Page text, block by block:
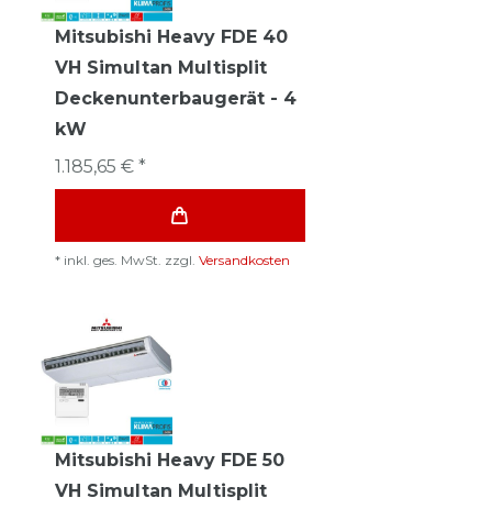
Mitsubishi Heavy FDE 40
VH Simultan Multisplit
Deckenunterbaugerät - 4
kW
1.185,65 € *
* inkl. ges. MwSt. zzgl. Versandkosten
Mitsubishi Heavy FDE 50
VH Simultan Multisplit